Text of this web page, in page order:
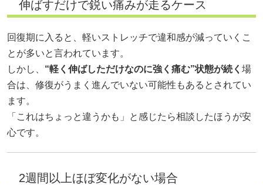
伸ばすだけで鋭い痛みが走るケース
回復期に入ると、軽いストレッチで違和感が減っていくこ
とが多いと言われています。
しかし、 “軽く伸ばしただけなのに強く痛む”状態が続く 場
合は、修復がうまく進んでいない可能性もあるとされてい
ます。
「これはちょっと違うかも」と感じたら相談したほうが安
心です。
2週間以上ほぼ変化がない場合